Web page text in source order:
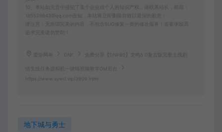
10、本站如无意中侵犯了某个企业或个人的知识产权，请联系站长，邮箱：
185529643@qq.com告知，本站将立即删除并致以最深的歉意！
请注意：无所谓完美的内容，不包含BUG修复一类的修改服务！若要求较高
追求完美请勿赞助！
爱游网单 DNF 免费分享【DNF60】龙鸣5.0复古版完整主线剧
情支线任务虚拟机一键端视频教学GM后台
https://www.aywd.vip/3909.html
地下城与勇士